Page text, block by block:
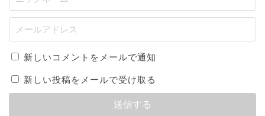
新しいコメントをメールで通知
新しい投稿をメールで受け取る